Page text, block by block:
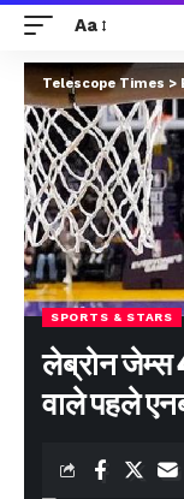
Aa
Telescope Times >
SPORTS & STARS
लेब्रोन
वाले पहले